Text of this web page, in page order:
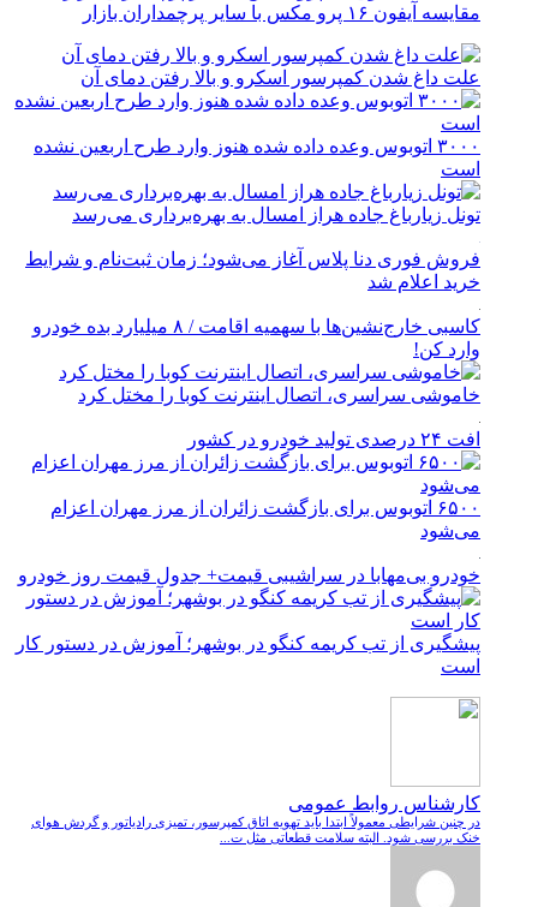
مقایسه آیفون ۱۶ پرو مکس با سایر پرچمداران بازار
علت داغ شدن کمپرسور اسکرو و بالا رفتن دمای آن
۳۰۰۰ اتوبوس وعده داده شده هنوز وارد طرح اربعین نشده
است
تونل زیارباغ جاده هراز امسال به بهره‌برداری می‌رسد
فروش فوری دنا پلاس آغاز می‌شود؛ زمان ثبت‌نام و شرایط
خرید اعلام شد
کاسبی خارج‌نشین‌ها با سهمیه اقامت / ۸ میلیارد بده خودرو
وارد کن!
خاموشی سراسری، اتصال اینترنت کوبا را مختل کرد
افت ۲۴ درصدی تولید خودرو در کشور
۶۵۰۰ اتوبوس برای بازگشت زائران از مرز مهران اعزام
می‌شود
خودرو بی‌مهابا در سراشیبی قیمت+ جدول قیمت روز خودرو
پیشگیری از تب کریمه کنگو در بوشهر؛ آموزش در دستور کار
است
کارشناس روابط عمومی
در چنین شرایطی معمولاً ابتدا باید تهویه اتاق کمپرسور، تمیزی رادیاتور و گردش هوای
خنک بررسی شود. البته سلامت قطعاتی مثل ت...